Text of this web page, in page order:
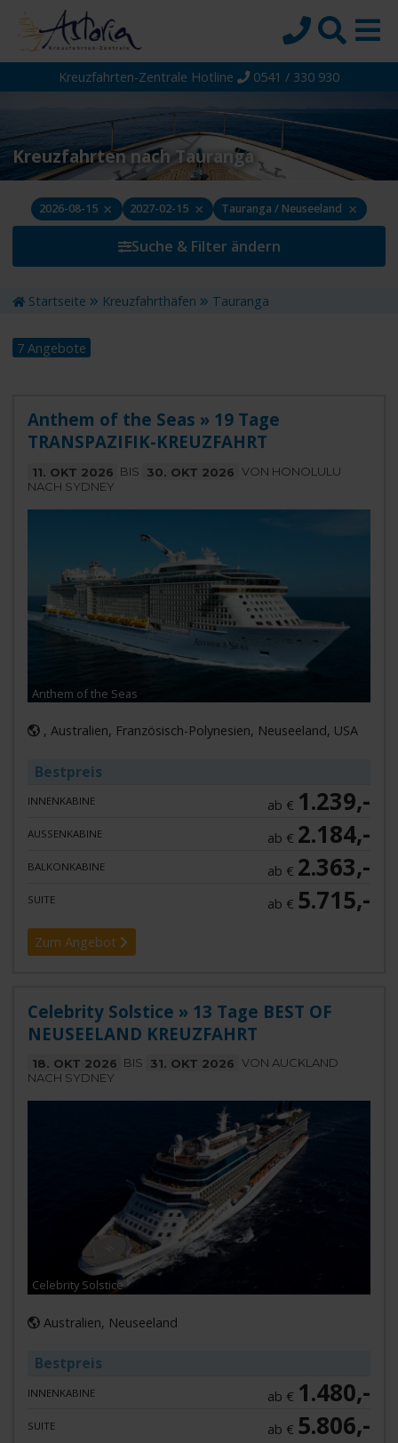
Startseite
Reiseziele
Themen
Reedereien
Suche
Kreuzfahrten-Zentrale Hotline 0541 / 330 930
Kreuzfahrten nach Tauranga
Suche & Filter ändern
2026-08-15 × 2027-02-15 × Tauranga / Neuseeland ×
Startseite Kreuzfahrthäfen Tauranga
7 Angebote
Anthem of the Seas » 19 Tage
TRANSPAZIFIK-KREUZFAHRT
11. OKT 2026 BIS 30. OKT 2026 VON HONOLULU
NACH SYDNEY
Anthem of the Seas
, Australien, Französisch-Polynesien, Neuseeland, USA
Bestpreis
INNENKABINE ab € 1.239,-
AUSSENKABINE ab € 2.184,-
BALKONKABINE ab € 2.363,-
SUITE ab € 5.715,-
Zum Angebot
Celebrity Solstice » 13 Tage BEST OF
NEUSEELAND KREUZFAHRT
18. OKT 2026 BIS 31. OKT 2026 VON AUCKLAND
NACH SYDNEY
Celebrity Solstice
Australien, Neuseeland
Bestpreis
INNENKABINE ab € 1.480,-
SUITE ab € 5.806,-